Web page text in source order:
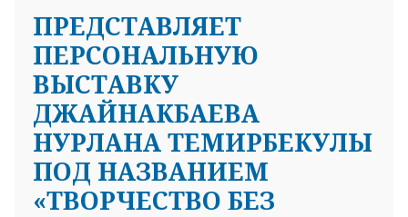
ПРЕДСТАВЛЯЕТ
ПЕРСОНАЛЬНУЮ
ВЫСТАВКУ
ДЖАЙНАКБАЕВА
НУРЛАНА ТЕМИРБЕКУЛЫ
ПОД НАЗВАНИЕМ
«ТВОРЧЕСТВО БЕЗ